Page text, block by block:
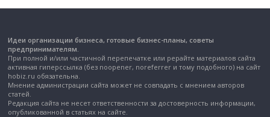
Идеи организации бизнеса, готовые бизнес-планы, советы
предпринимателям.
При полной и/или частичной перепечатке или рерайте материалов сайта
активная гиперссылка (без noopener, noreferrer и тому подобного) на сайт
hobiz.ru обязательна.
Мнение администрации сайта может не совпадать с мнением авторов
статей.
Редакция сайта не несет ответственности за достоверность информации,
опубликованной в статьях на сайте.